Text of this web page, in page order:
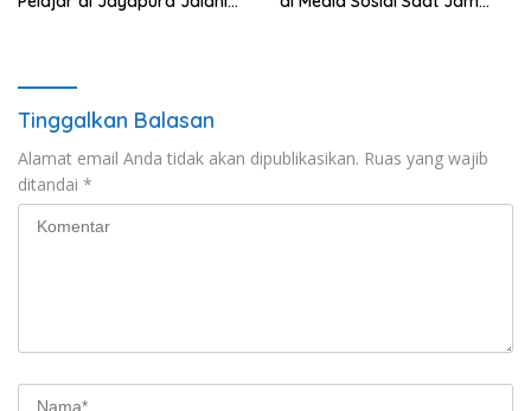
Tinggalkan Balasan
Alamat email Anda tidak akan dipublikasikan. Ruas yang wajib
ditandai *